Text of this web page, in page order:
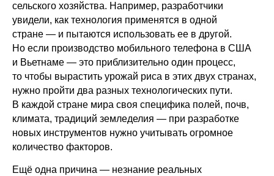
сельского хозяйства. Например, разработчики
увидели, как технология применятся в одной
стране — и пытаются использовать ее в другой.
Но если производство мобильного телефона в США
и Вьетнаме — это приблизительно один процесс,
то чтобы вырастить урожай риса в этих двух странах,
нужно пройти два разных технологических пути.
В каждой стране мира своя специфика полей, почв,
климата, традиций земледелия — при разработке
новых инструментов нужно учитывать огромное
количество факторов.
Ещё одна причина — незнание реальных